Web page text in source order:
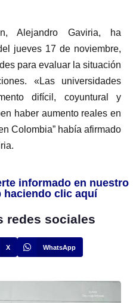
Alejandro Gaviria, ha
jueves 17 de noviembre,
para evaluar la situación
«Las universidades
difícil, coyuntural y
haber aumento reales en
Colombia” había afirmado
informado en nuestro
haciendo clic aquí
redes sociales
X WhatsApp